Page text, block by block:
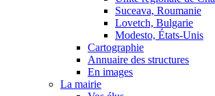
Suceava, Roumanie
Lovetch, Bulgarie
Modesto, États-Unis
Cartographie
Annuaire des structures
En images
La mairie